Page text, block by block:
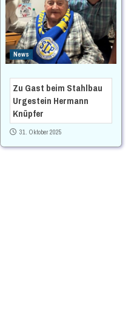
News
Zu Gast beim Stahlbau
Urgestein Hermann
Knüpfer
31. Oktober 2025